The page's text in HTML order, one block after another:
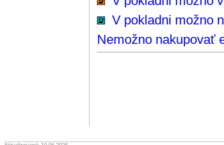
V pokladni možno
Nemožno nakupovať